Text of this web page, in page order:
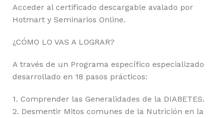
Acceder al certificado descargable avalado por
Hotmart y Seminarios Online.
¿CÓMO LO VAS A LOGRAR?
A través de un Programa específico especializado
desarrollado en 18 pasos prácticos:
1. Comprender las Generalidades de la DIABETES.
2. Desmentir Mitos comunes de la Nutrición en la